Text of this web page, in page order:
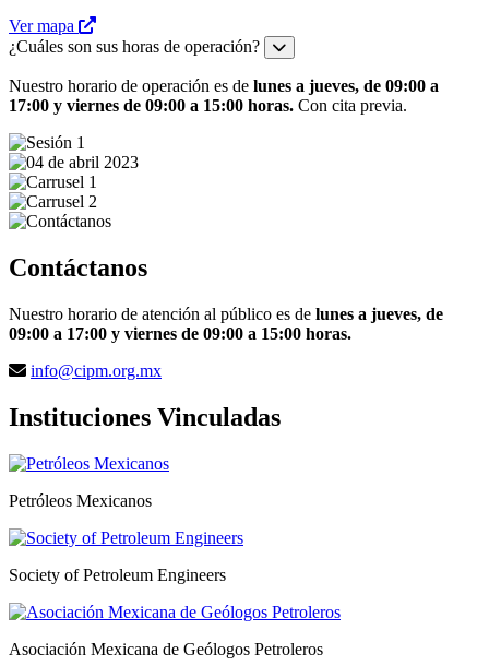
Ver mapa
¿Cuáles son sus horas de operación?
Nuestro horario de operación es de lunes a jueves, de 09:00 a
17:00 y viernes de 09:00 a 15:00 horas. Con cita previa.
Contáctanos
Nuestro horario de atención al público es de lunes a jueves, de
09:00 a 17:00 y viernes de 09:00 a 15:00 horas.
info@cipm.org.mx
Instituciones Vinculadas
Petróleos Mexicanos
Society of Petroleum Engineers
Asociación Mexicana de Geólogos Petroleros